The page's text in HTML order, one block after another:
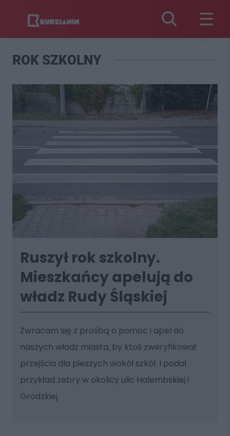
ROK SZKOLNY
Ruszył rok szkolny.
Mieszkańcy apelują do
władz Rudy Śląskiej
Zwracam się z prośbą o pomoc i apel do
naszych władz miasta, by ktoś zweryfikował
przejścia dla pieszych wokół szkół. I podał
przykład zebry w okolicy ulic Halembskiej i
Grodzkiej.